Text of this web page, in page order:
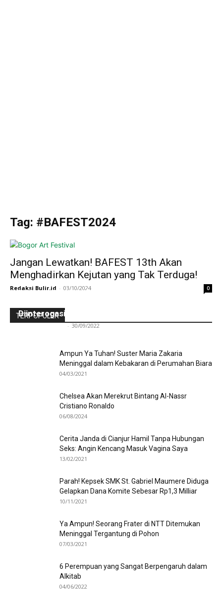
Tag: #BAFEST2024
Jangan Lewatkan! BAFEST 13th Akan
Menghadirkan Kejutan yang Tak Terduga!
Redaksi Bulir.id - 03/10/2024 0
TERPOPULER
Ini Kronologinya! Diduga Teriaki Kata Sambo,
Diinterogasi Aparat Polres Sikka
- 30/09/2022
Ampun Ya Tuhan! Suster Maria Zakaria
Meninggal dalam Kebakaran di Perumahan Biara
04/03/2021
Chelsea Akan Merekrut Bintang Al-Nassr
Cristiano Ronaldo
06/08/2024
Cerita Janda di Cianjur Hamil Tanpa Hubungan
Seks: Angin Kencang Masuk Vagina Saya
13/02/2021
Parah! Kepsek SMK St. Gabriel Maumere Diduga
Gelapkan Dana Komite Sebesar Rp1,3 Milliar
10/11/2021
Ya Ampun! Seorang Frater di NTT Ditemukan
Meninggal Tergantung di Pohon
07/03/2021
6 Perempuan yang Sangat Berpengaruh dalam
Alkitab
04/06/2022